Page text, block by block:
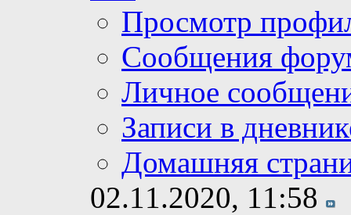
Просмотр
Сообщения
Личное
Записи в
Домашняя
02.11.2020, 11:58